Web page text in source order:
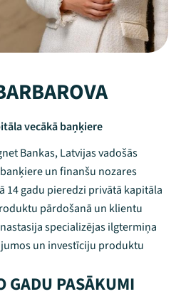
vecākā baņķiere
Bankas, Latvijas vadošās
un finanšu nozares
14 gadu pieredzi privātā kapitāla
pārdošanā un klientu
specializējas ilgtermiņa
un investīciju produktu
GADU PASĀKUMI